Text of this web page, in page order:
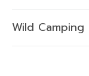
Wild Camping